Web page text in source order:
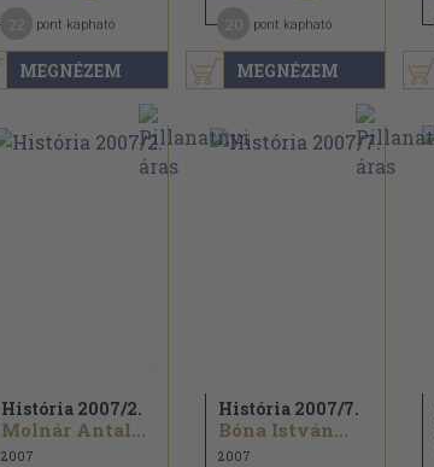
MEGNÉZEM
pont kapható
MEGNÉZEM
pont kapható
História 2007/2.
Molnár Antal...
2007
História 2007/7.
Bóna István...
2007